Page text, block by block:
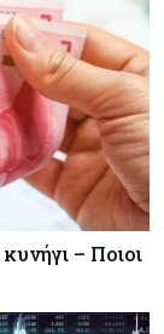
– Ποιοι